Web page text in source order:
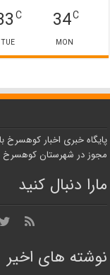
34C
MON
C
TUE
پایگاه خبری اخبار کوهسرخ
مجوز در شهرستان کوهسرخ
مارا دنبال کنید
نوشته های اخیر